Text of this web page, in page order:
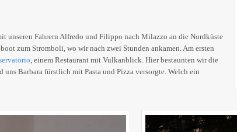
unseren Fahrern Alfredo und Filippo nach Milazzo an die Nordküste
zum Stromboli, wo wir nach zwei Stunden ankamen. Am ersten
, einem Restaurant mit Vulkanblick. Hier bestaunten wir die
Barbara fürstlich mit Pasta und Pizza versorgte. Welch ein